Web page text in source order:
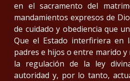
en el sacramento del
mandamientos expresos de
de cuidado y obediencia que
Que el Estado interfiriera en
padres e hijos o entre marido y
la regulación de la ley
autoridad y, por lo tanto,